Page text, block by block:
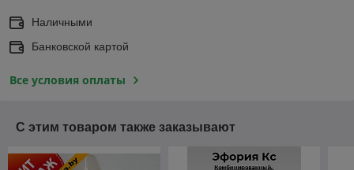
Наличными
Банковской картой
Все условия оплаты
С этим товаром также заказывают